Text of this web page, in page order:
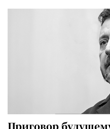
Приговор